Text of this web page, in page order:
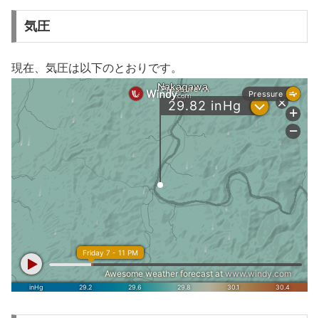
気圧
現在、気圧は以下のとおりです。